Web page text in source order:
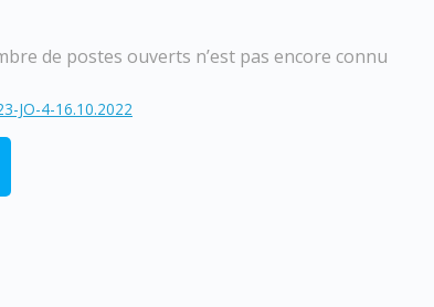
de postes ouverts n’est pas encore connu
JO-4-16.10.2022